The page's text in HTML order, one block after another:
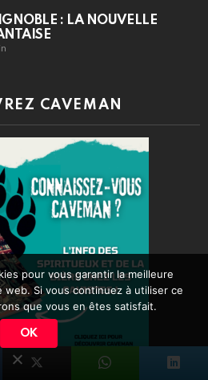
: LA NOUVELLE
CAVEMAN
pour vous garantir la meilleure
Si vous continuez à utiliser ce
que vous en êtes satisfait.
OK